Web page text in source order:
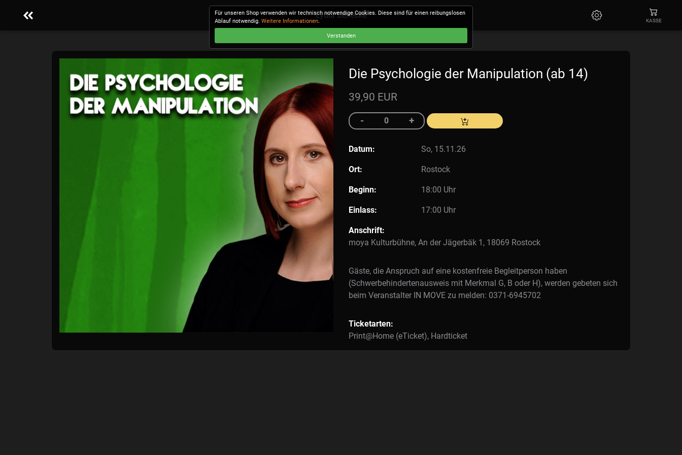
Lydia Benecke
KASSE
Die Psychologie der Manipulation (ab 14)
39,90 EUR
Datum: So, 15.11.26
Ort: Rostock
Beginn: 18:00 Uhr
Einlass: 17:00 Uhr
Anschrift:
moya Kulturbühne, An der Jägerbäk 1, 18069 Rostock
Gäste, die Anspruch auf eine kostenfreie Begleitperson haben
(Schwerbehindertenausweis mit Merkmal G, B oder H), werden gebeten sich
beim Veranstalter IN MOVE zu melden: 0371-6945702
Ticketarten:
Print@Home (eTicket), Hardticket
Für unseren Shop verwenden wir technisch notwendige Cookies. Diese sind für einen reibungslosen
Ablauf notwendig. Weitere Informationen.
Verstanden